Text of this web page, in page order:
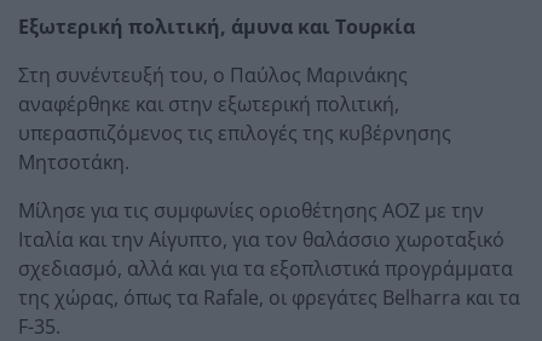
Εξωτερική πολιτική, άμυνα και Τουρκία
Στη συνέντευξή του, ο Παύλος Μαρινάκης
αναφέρθηκε και στην εξωτερική πολιτική,
υπερασπιζόμενος τις επιλογές της κυβέρνησης
Μητσοτάκη.
Μίλησε για τις συμφωνίες οριοθέτησης ΑΟΖ με την
Ιταλία και την Αίγυπτο, για τον θαλάσσιο χωροταξικό
σχεδιασμό, αλλά και για τα εξοπλιστικά προγράμματα
της χώρας, όπως τα Rafale, οι φρεγάτες Belharra και τα
F-35.